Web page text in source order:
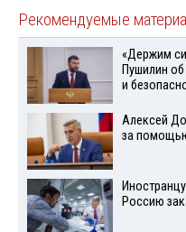
Рекомендуемые
«Держим
Пушилин
и
Алексей
за
Россию